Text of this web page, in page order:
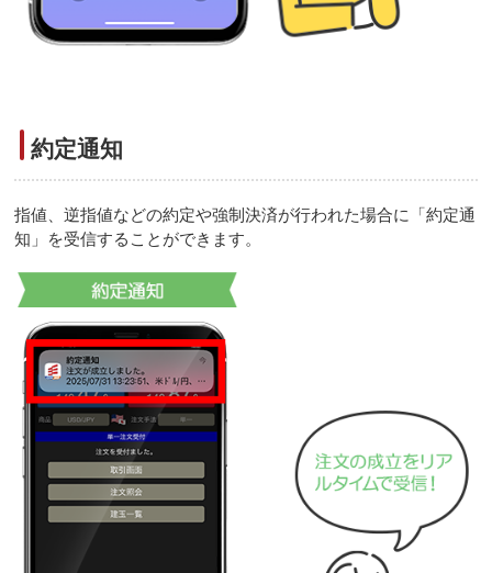
約定通知
指値、逆指値などの約定や強制決済が行われた場合に「約定通
知」を受信することができます。